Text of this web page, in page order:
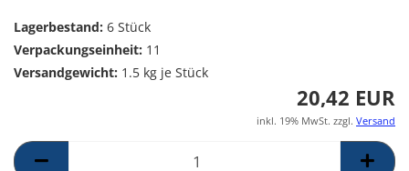
Lagerbestand: 6 Stück
Verpackungseinheit: 11
Versandgewicht: 1.5 kg je Stück
20,42 EUR
inkl. 19% MwSt. zzgl. Versand